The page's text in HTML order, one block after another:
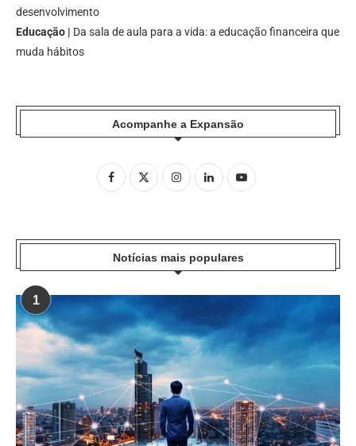
desenvolvimento
Educação | Da sala de aula para a vida: a educação financeira que
muda hábitos
Acompanhe a Expansão
Notícias mais populares
1